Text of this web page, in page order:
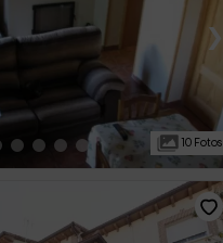
›
10 Fotos